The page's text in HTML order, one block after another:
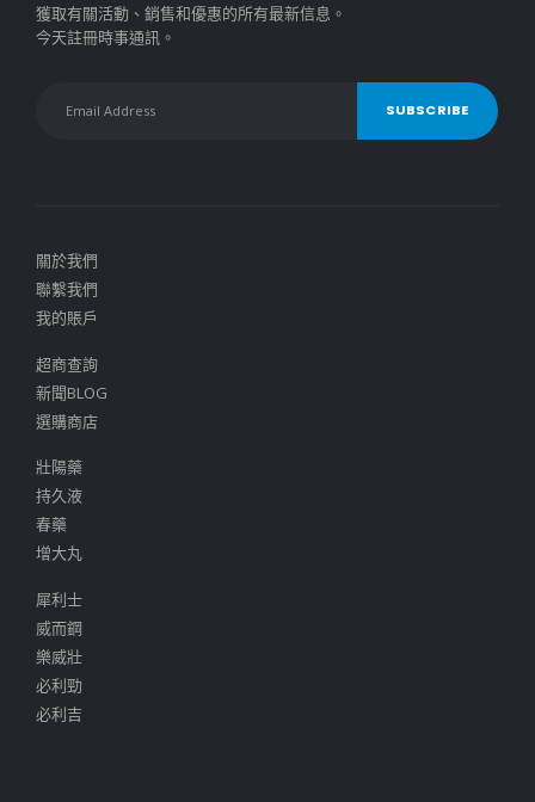
獲取有關活動、銷售和優惠的所有最新信息。
今天註冊時事通訊。
關於我們
聯繫我們
我的賬戶
超商查詢
新聞BLOG
選購商店
壯陽藥
持久液
春藥
增大丸
犀利士
威而鋼
樂威壯
必利勁
必利吉